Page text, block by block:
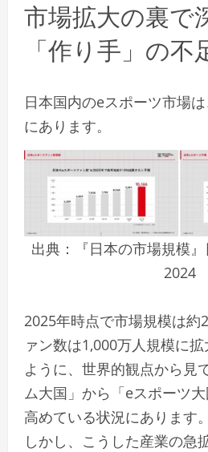
市場拡大の裏で
「作り手」の不
日本国内のeスポーツ市場
にあります。
出典：『日本の市場規模
2024
2025年時点で市場規模は約
ァン数は1,000万人規模に
ように、世界的観点から見
ム大国」から「eスポーツ
高めている状況にあります。
しかし、こうした産業の急